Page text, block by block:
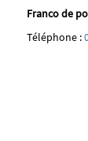
Franco de
Téléphone :